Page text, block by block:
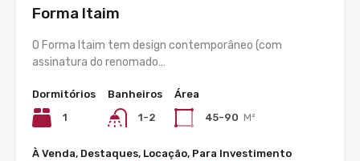
Forma Itaim
O Forma Itaim tem design contemporâneo (com
assinatura do renomado…
Dormitórios
1
Banheiros
1-2
Área
45-90 M²
À Venda, Destaques, Locação, Para Investimento